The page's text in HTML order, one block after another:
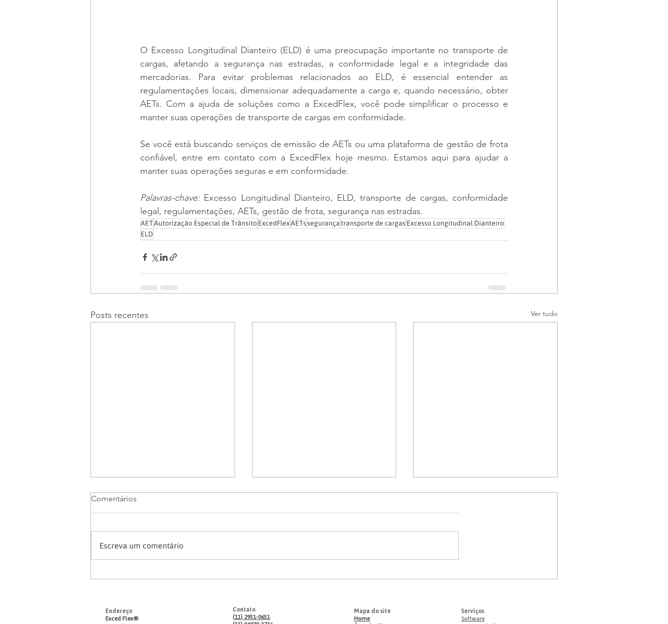
O Excesso Longitudinal Dianteiro (ELD) é uma preocupação importante no transporte de
cargas, afetando a segurança nas estradas, a conformidade legal e a integridade das
mercadorias. Para evitar problemas relacionados ao ELD, é essencial entender as
regulamentações locais, dimensionar adequadamente a carga e, quando necessário, obter
AETs. Com a ajuda de soluções como a ExcedFlex, você pode simplificar o processo e
manter suas operações de transporte de cargas em conformidade.
Se você está buscando serviços de emissão de AETs ou uma plataforma de gestão de frota
confiável, entre em contato com a ExcedFlex hoje mesmo. Estamos aqui para ajudar a
manter suas operações seguras e em conformidade.
Palavras-chave: Excesso Longitudinal Dianteiro, ELD, transporte de cargas, conformidade
legal, regulamentações, AETs, gestão de frota, segurança nas estradas.
AETAutorização Especial de TrânsitoExcedFlexAETssegurançatransporte de cargas Excesso Longitudinal Dianteiro
ELD
Posts recentes Ver tudo
Comentários
Escreva um comentário
Endereço
Exced Flex®
Contato
(11) 2951-0651
Mapa do site
Home
Serviços
Software